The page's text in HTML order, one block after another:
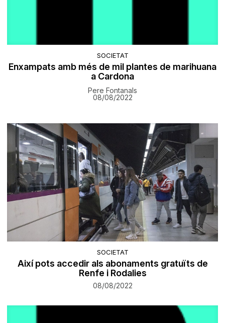
SOCIETAT
Enxampats amb més de mil plantes de marihuana
a Cardona
Pere Fontanals
08/08/2022
SOCIETAT
Així pots accedir als abonaments gratuïts de
Renfe i Rodalies
08/08/2022